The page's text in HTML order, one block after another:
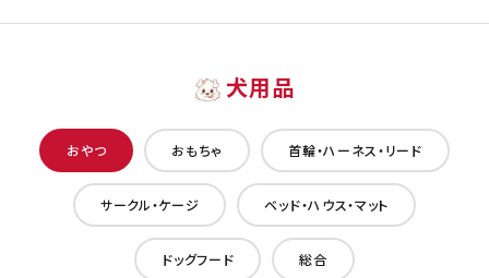
犬用品
おやつ おもちゃ 首輪・ハーネス・リード
サークル・ケージ ベッド・ハウス・マット
ドッグフード 総合